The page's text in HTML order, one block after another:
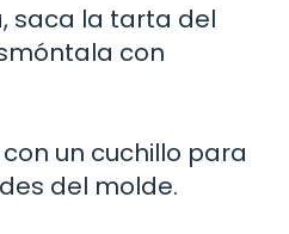
saca la tarta del
con
un cuchillo para
del molde.